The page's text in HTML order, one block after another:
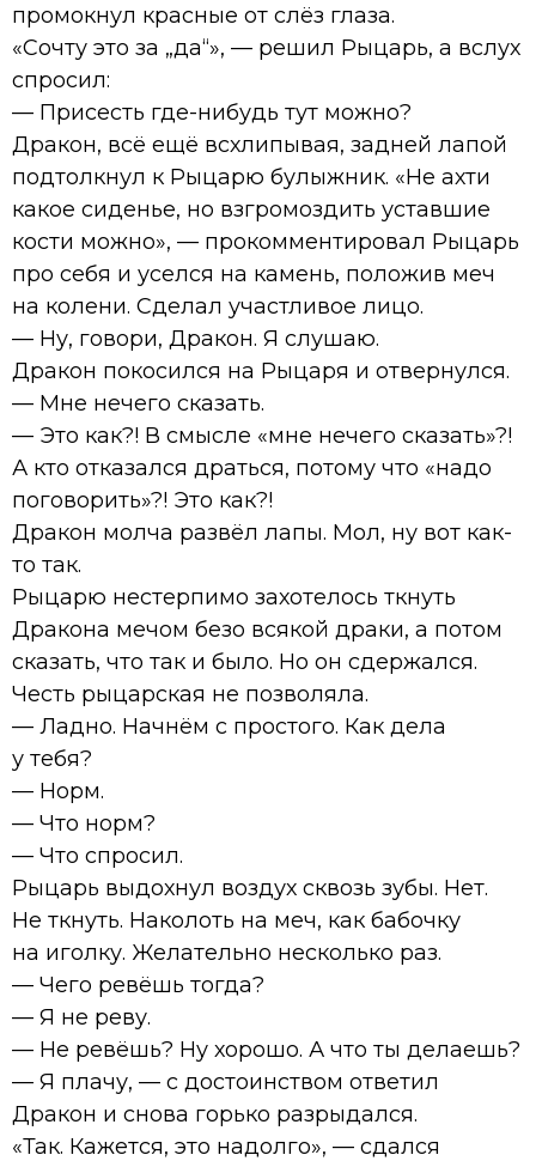
промокнул красные от слёз глаза.
«Сочту это за „да“», — решил Рыцарь, а вслух
спросил:
— Присесть где-нибудь тут можно?
Дракон, всё ещё всхлипывая, задней лапой
подтолкнул к Рыцарю булыжник. «Не ахти
какое сиденье, но взгромоздить уставшие
кости можно», — прокомментировал Рыцарь
про себя и уселся на камень, положив меч
на колени. Сделал участливое лицо.
— Ну, говори, Дракон. Я слушаю.
Дракон покосился на Рыцаря и отвернулся.
— Мне нечего сказать.
— Это как?! В смысле «мне нечего сказать»?!
А кто отказался драться, потому что «надо
поговорить»?! Это как?!
Дракон молча развёл лапы. Мол, ну вот как-
то так.
Рыцарю нестерпимо захотелось ткнуть
Дракона мечом безо всякой драки, а потом
сказать, что так и было. Но он сдержался.
Честь рыцарская не позволяла.
— Ладно. Начнём с простого. Как дела
у тебя?
— Норм.
— Что норм?
— Что спросил.
Рыцарь выдохнул воздух сквозь зубы. Нет.
Не ткнуть. Наколоть на меч, как бабочку
на иголку. Желательно несколько раз.
— Чего ревёшь тогда?
— Я не реву.
— Не ревёшь? Ну хорошо. А что ты делаешь?
— Я плачу, — с достоинством ответил
Дракон и снова горько разрыдался.
«Так. Кажется, это надолго», — сдался